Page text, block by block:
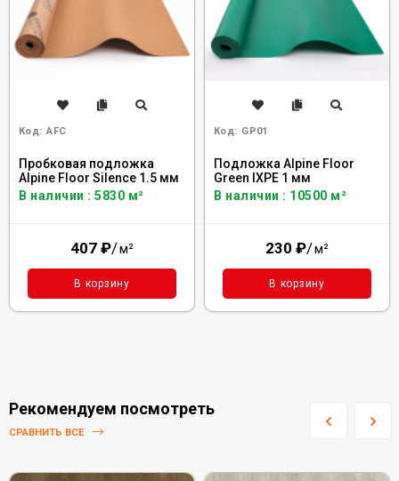
Код: AFC
Пробковая подложка
Alpine Floor Silence 1.5 мм
В наличии : 5830 м²
407 ₽/м²
В корзину
Код: GP01
Подложка Alpine Floor
Green IXPE 1 мм
В наличии : 10500 м²
230 ₽/м²
В корзину
Рекомендуем посмотреть
СРАВНИТЬ ВСЕ